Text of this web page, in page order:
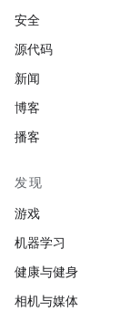
安全
源代码
新闻
博客
播客
发现
游戏
机器学习
健康与健身
相机与媒体